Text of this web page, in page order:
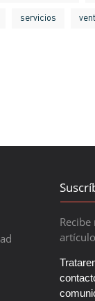
servicios